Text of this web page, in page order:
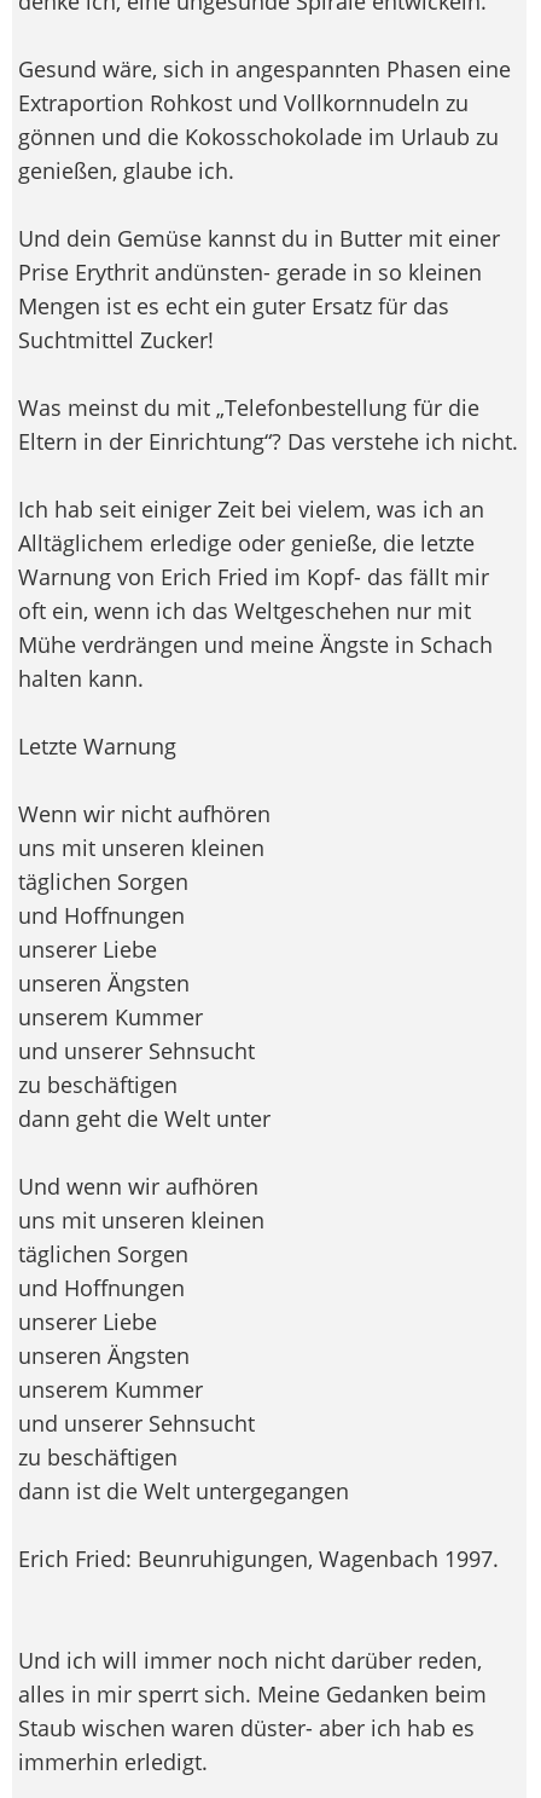
Gesund wäre, sich in angespannten Phasen eine
Extraportion Rohkost und Vollkornnudeln zu
gönnen und die Kokosschokolade im Urlaub zu
genießen, glaube ich.
Und dein Gemüse kannst du in Butter mit einer
Prise Erythrit andünsten- gerade in so kleinen
Mengen ist es echt ein guter Ersatz für das
Suchtmittel Zucker!
Was meinst du mit „Telefonbestellung für die
Eltern in der Einrichtung“? Das verstehe ich nicht.
Ich hab seit einiger Zeit bei vielem, was ich an
Alltäglichem erledige oder genieße, die letzte
Warnung von Erich Fried im Kopf- das fällt mir
oft ein, wenn ich das Weltgeschehen nur mit
Mühe verdrängen und meine Ängste in Schach
halten kann.
Letzte Warnung
Wenn wir nicht aufhören
uns mit unseren kleinen
täglichen Sorgen
und Hoffnungen
unserer Liebe
unseren Ängsten
unserem Kummer
und unserer Sehnsucht
zu beschäftigen
dann geht die Welt unter
Und wenn wir aufhören
uns mit unseren kleinen
täglichen Sorgen
und Hoffnungen
unserer Liebe
unseren Ängsten
unserem Kummer
und unserer Sehnsucht
zu beschäftigen
dann ist die Welt untergegangen
Erich Fried: Beunruhigungen, Wagenbach 1997.
Und ich will immer noch nicht darüber reden,
alles in mir sperrt sich. Meine Gedanken beim
Staub wischen waren düster- aber ich hab es
immerhin erledigt.